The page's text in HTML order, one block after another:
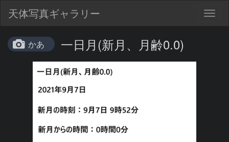
天体写真ギャラリー
かあ 一日月(新月、月齢0.0)